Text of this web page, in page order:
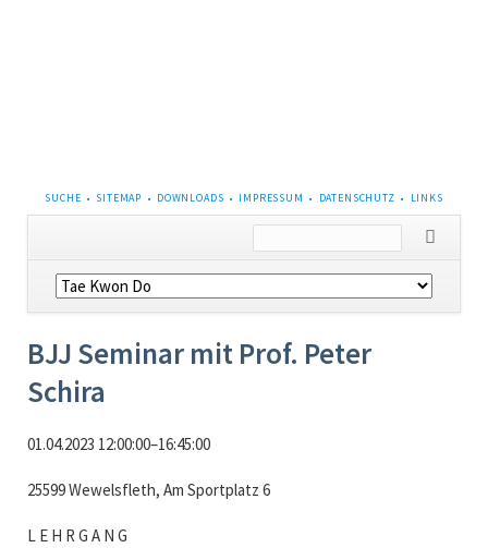
NAVIGATION
ÜBERSPRINGEN
SUCHE SITEMAP DOWNLOADS IMPRESSUM DATENSCHUTZ LINKS
Navigation
überspringen
BJJ Seminar mit Prof. Peter
Schira
01.04.2023 12:00:00–16:45:00
25599 Wewelsfleth, Am Sportplatz 6
L E H R G A N G